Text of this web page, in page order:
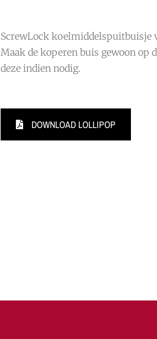
ScrewLock koelmiddelspuitbuisje
Maak de koperen buis gewoon op
deze indien nodig.
DOWNLOAD LOLLIPOP